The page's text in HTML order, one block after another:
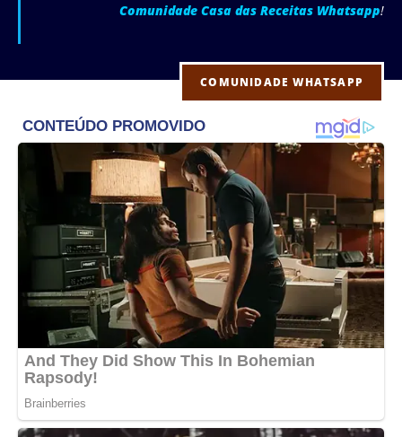
Comunidade Casa das Receitas Whatsapp!
COMUNIDADE WHATSAPP